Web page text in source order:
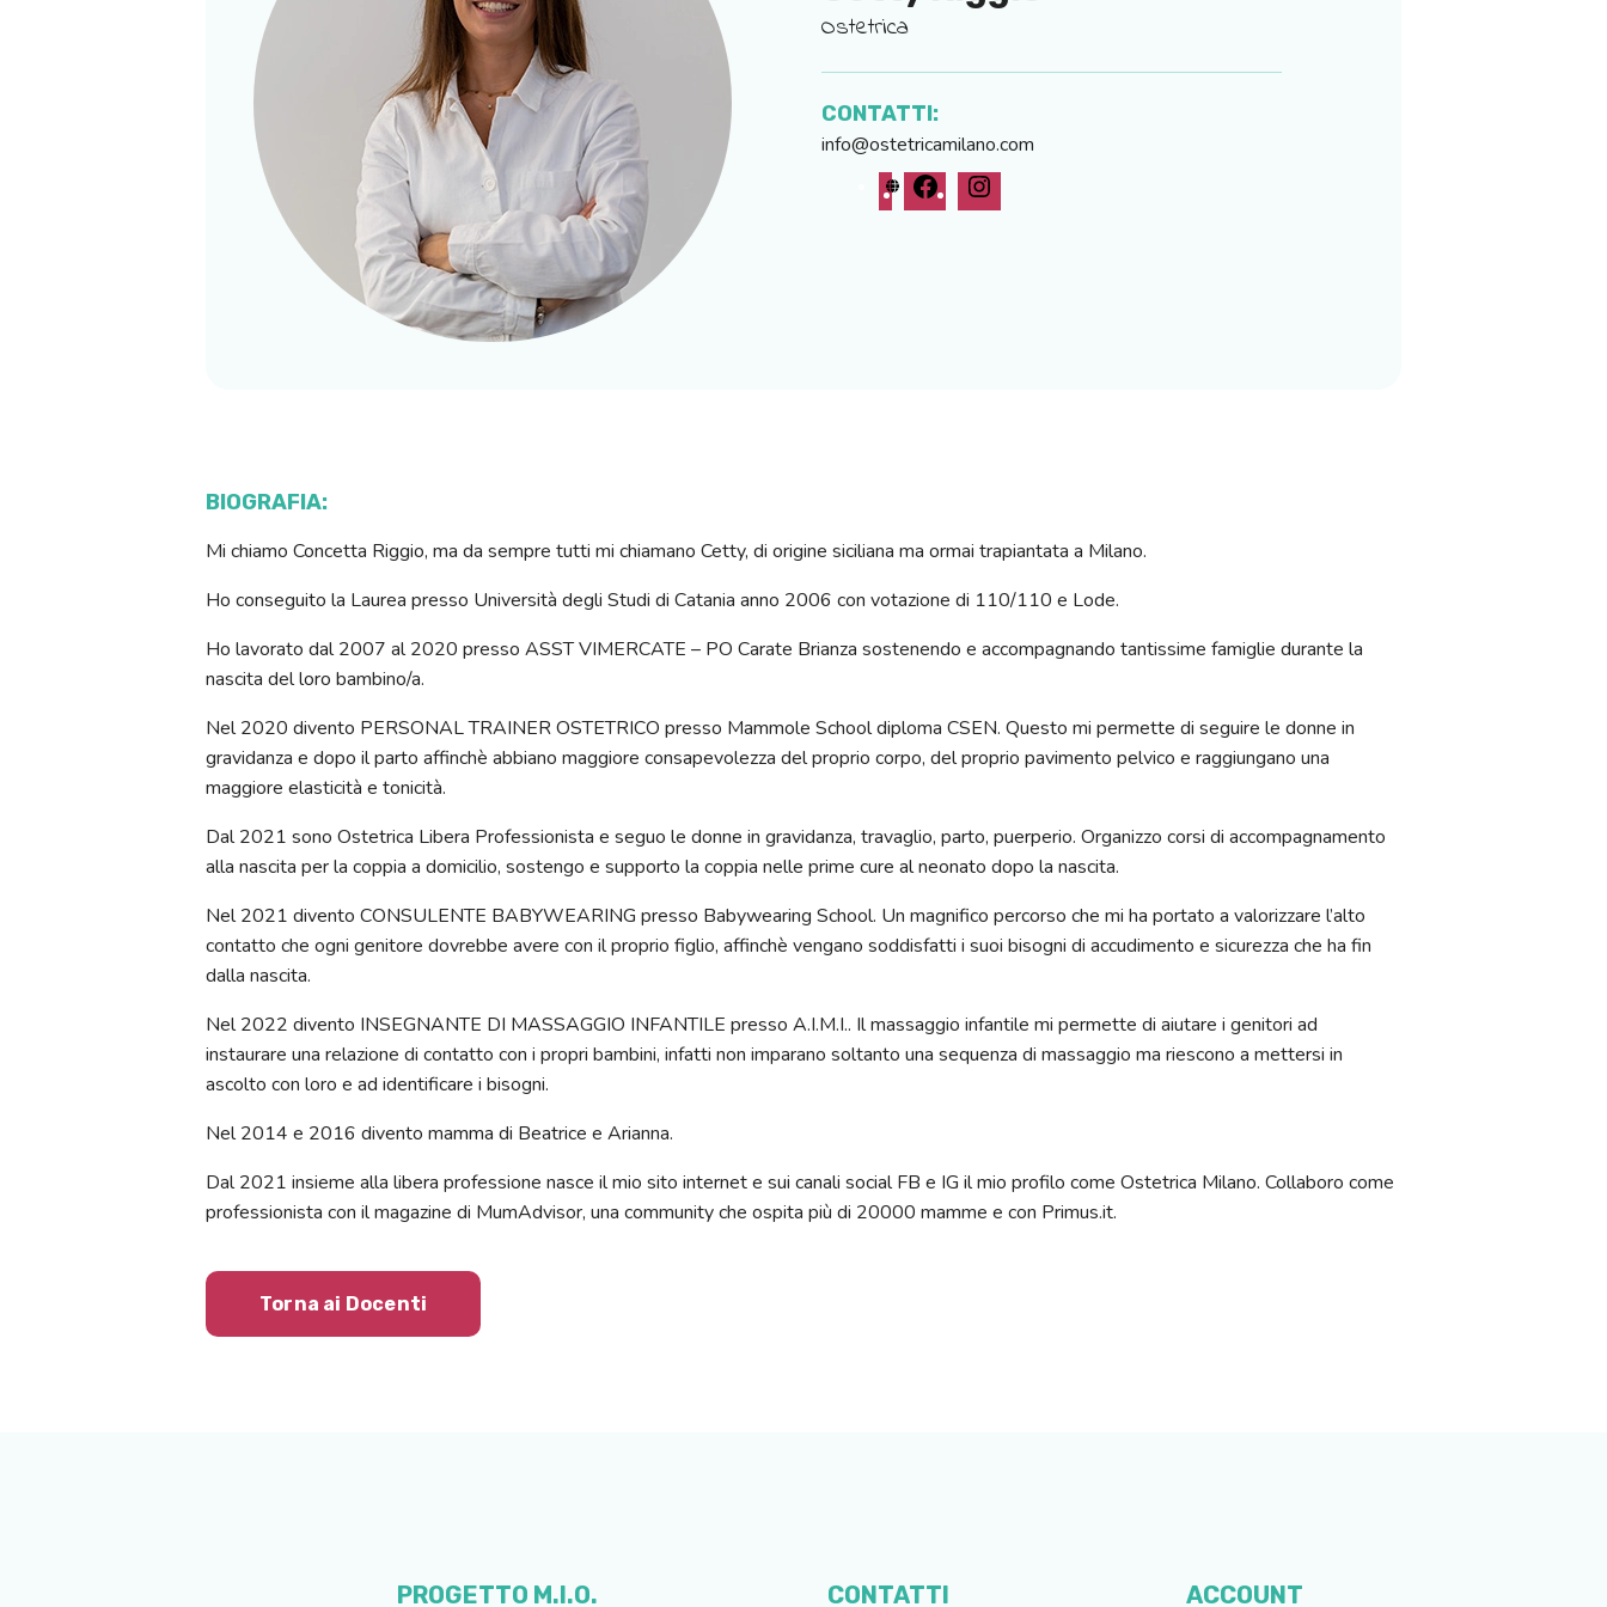
Ostetrica
CONTATTI:
info@ostetricamilano.com
BIOGRAFIA:
Mi chiamo Concetta Riggio, ma da sempre tutti mi chiamano Cetty, di origine siciliana ma ormai trapiantata a Milano.
Ho conseguito la Laurea presso Università degli Studi di Catania anno 2006 con votazione di 110/110 e Lode.
Ho lavorato dal 2007 al 2020 presso ASST VIMERCATE – PO Carate Brianza sostenendo e accompagnando tantissime famiglie durante la
nascita del loro bambino/a.
Nel 2020 divento PERSONAL TRAINER OSTETRICO presso Mammole School diploma CSEN. Questo mi permette di seguire le donne in
gravidanza e dopo il parto affinchè abbiano maggiore consapevolezza del proprio corpo, del proprio pavimento pelvico e raggiungano una
maggiore elasticità e tonicità.
Dal 2021 sono Ostetrica Libera Professionista e seguo le donne in gravidanza, travaglio, parto, puerperio. Organizzo corsi di accompagnamento
alla nascita per la coppia a domicilio, sostengo e supporto la coppia nelle prime cure al neonato dopo la nascita.
Nel 2021 divento CONSULENTE BABYWEARING presso Babywearing School. Un magnifico percorso che mi ha portato a valorizzare l’alto
contatto che ogni genitore dovrebbe avere con il proprio figlio, affinchè vengano soddisfatti i suoi bisogni di accudimento e sicurezza che ha fin
dalla nascita.
Nel 2022 divento INSEGNANTE DI MASSAGGIO INFANTILE presso A.I.M.I.. Il massaggio infantile mi permette di aiutare i genitori ad
instaurare una relazione di contatto con i propri bambini, infatti non imparano soltanto una sequenza di massaggio ma riescono a mettersi in
ascolto con loro e ad identificare i bisogni.
Nel 2014 e 2016 divento mamma di Beatrice e Arianna.
Dal 2021 insieme alla libera professione nasce il mio sito internet e sui canali social FB e IG il mio profilo come Ostetrica Milano. Collaboro come
professionista con il magazine di MumAdvisor, una community che ospita più di 20000 mamme e con Primus.it.
Torna ai Docenti
PROGETTO M.I.O. CONTATTI ACCOUNT